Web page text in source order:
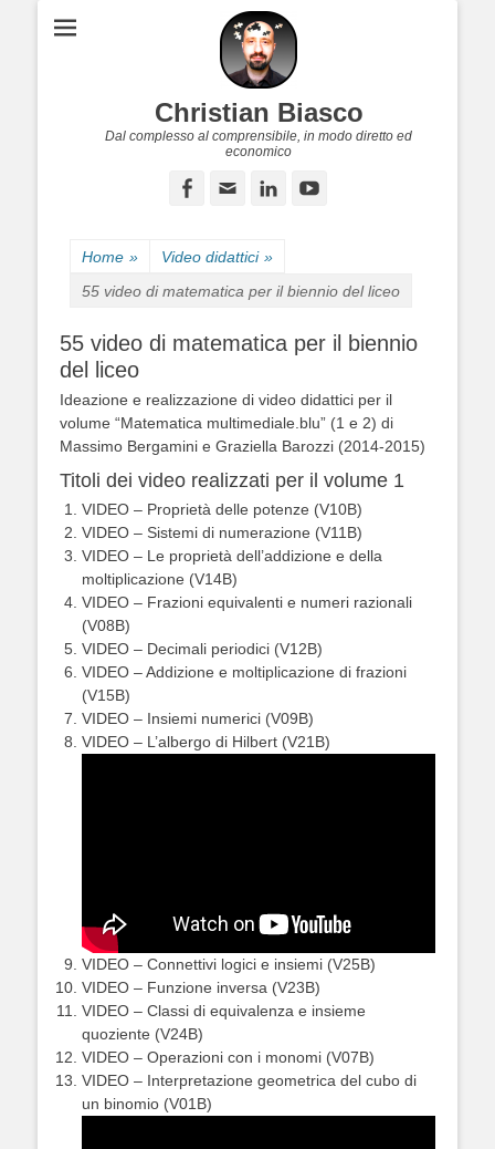
Christian Biasco
Dal complesso al comprensibile, in modo diretto ed
economico
Facebook
Email LinkedIn
Home » Video didattici »
55 video di matematica per il biennio del liceo
55 video di matematica per il biennio
del liceo
Ideazione e realizzazione di video didattici per il
volume “Matematica multimediale.blu” (1 e 2) di
Massimo Bergamini e Graziella Barozzi (2014-2015)
Titoli dei video realizzati per il volume 1
VIDEO – Proprietà delle potenze (V10B)
VIDEO – Sistemi di numerazione (V11B)
VIDEO – Le proprietà dell’addizione e della
moltiplicazione (V14B)
VIDEO – Frazioni equivalenti e numeri razionali
(V08B)
VIDEO – Decimali periodici (V12B)
VIDEO – Addizione e moltiplicazione di frazioni
(V15B)
VIDEO – Insiemi numerici (V09B)
VIDEO – L’albergo di Hilbert (V21B)
VIDEO – Connettivi logici e insiemi (V25B)
VIDEO – Funzione inversa (V23B)
VIDEO – Classi di equivalenza e insieme
quoziente (V24B)
VIDEO – Operazioni con i monomi (V07B)
VIDEO – Interpretazione geometrica del cubo di
un binomio (V01B)